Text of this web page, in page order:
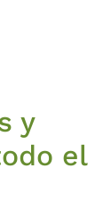
y
el